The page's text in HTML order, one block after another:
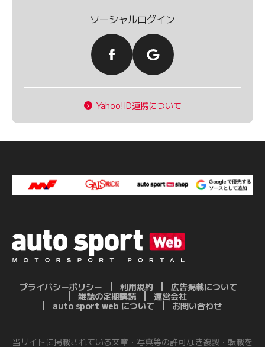
ソーシャルログイン
Yahoo!ID連携について
プライバシーポリシー 利用規約
広告掲載について
雑誌の定期購読
運営会社
auto sport web について
お問い合わせ
当サイトに掲載されている文章・写真等の許可なき複製・転載を